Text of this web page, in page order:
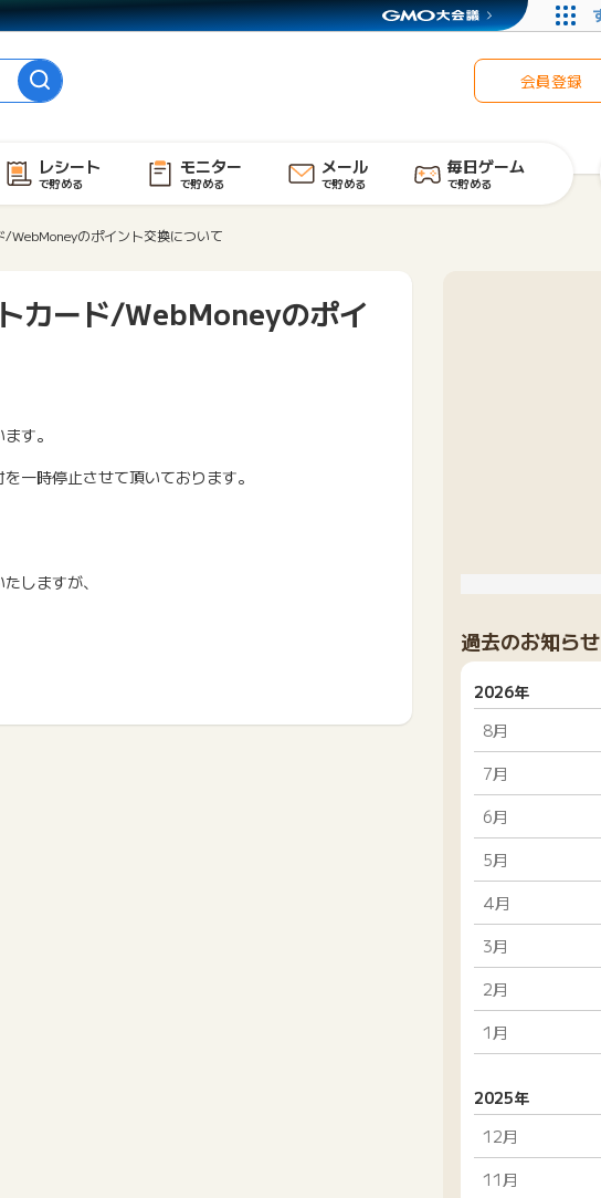
会員登録
レシート
で貯める
モニター
で貯める
メール
で貯める
毎日ゲーム
で貯める
WebMoneyのポイント交換について
カード/WebMoneyのポイ
す。
一時停止させて頂いております。
しますが、
過去のお知らせ
2026年
8月
7月
6月
5月
4月
3月
2月
1月
2025年
12月
11月